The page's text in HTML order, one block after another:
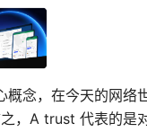
念，在今天的网络
，A trust 代表的是